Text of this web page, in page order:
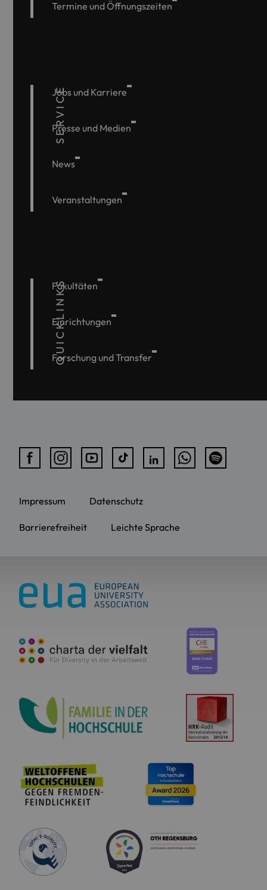
Termine und Öffnungszeiten
SERVICE
Jobs und Karriere
Presse und Medien
News
Veranstaltungen
QUICKLINKS
Fakultäten
Einrichtungen
Forschung und Transfer
Impressum Datenschutz
Barrierefreiheit Leichte Sprache